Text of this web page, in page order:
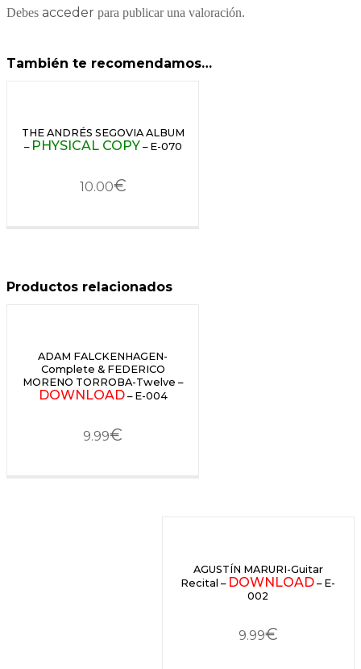
Debes acceder para publicar una valoración.
También te recomendamos…
THE ANDRÉS SEGOVIA ALBUM
– PHYSICAL COPY – E-070
10.00€
Productos relacionados
ADAM FALCKENHAGEN-
Complete & FEDERICO
MORENO TORROBA-Twelve –
DOWNLOAD– E-004
9.99€
AGUSTÍN MARURI-Guitar
Recital – DOWNLOAD – E-
002
9.99€